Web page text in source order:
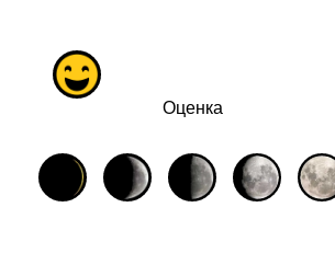
Оценка